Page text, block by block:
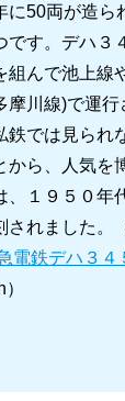
に50両が造ら
です。デハ３
んで池上線
摩川線)で運行
鉄では見られ
ら、人気を
、１９５０年
れました。
電鉄デハ３４
）